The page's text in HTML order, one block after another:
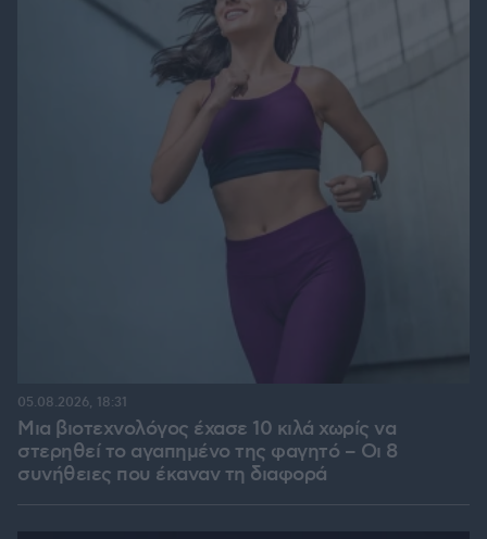
Μια βιοτεχνολόγος έχασε 10 κιλά χωρίς να
στερηθεί το αγαπημένο της φαγητό – Οι 8
συνήθειες που έκαναν τη διαφορά
05.08.2026, 18:31